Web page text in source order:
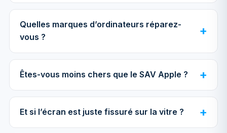
Quelles marques d’ordinateurs réparez-
vous ?
Êtes-vous moins chers que le SAV Apple ?
Et si l’écran est juste fissuré sur la vitre ?